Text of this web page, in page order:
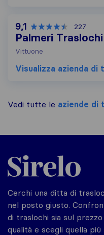
9,1 227
Palmeri Traslochi
Vittuone
Visualizza azienda di
Vedi tutte le aziende di
Sirelo.it
Cerchi una ditta di
nel posto giusto.
di traslochi sia sul
qualità e scegli quella più